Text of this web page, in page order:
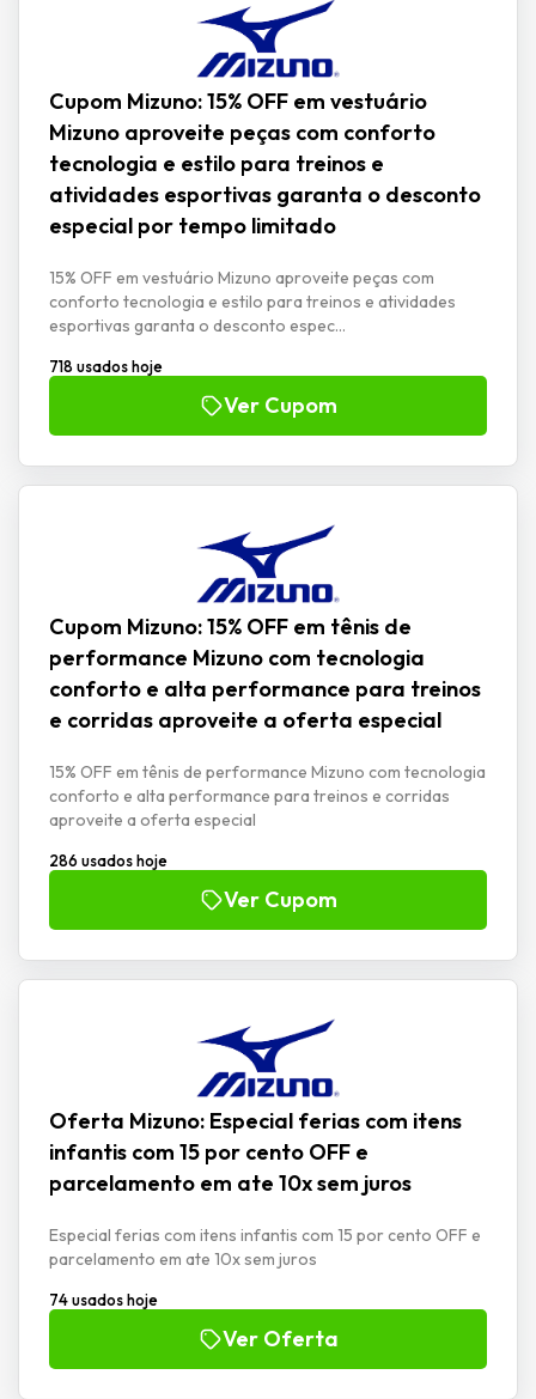
Cupom Mizuno: 15% OFF em vestuário
Mizuno aproveite peças com conforto
tecnologia e estilo para treinos e
atividades esportivas garanta o desconto
especial por tempo limitado
15% OFF em vestuário Mizuno aproveite peças com
conforto tecnologia e estilo para treinos e atividades
esportivas garanta o desconto espec...
718 usados hoje
Ver Cupom
Cupom Mizuno: 15% OFF em tênis de
performance Mizuno com tecnologia
conforto e alta performance para treinos
e corridas aproveite a oferta especial
15% OFF em tênis de performance Mizuno com tecnologia
conforto e alta performance para treinos e corridas
aproveite a oferta especial
286 usados hoje
Ver Cupom
Oferta Mizuno: Especial ferias com itens
infantis com 15 por cento OFF e
parcelamento em ate 10x sem juros
Especial ferias com itens infantis com 15 por cento OFF e
parcelamento em ate 10x sem juros
74 usados hoje
Ver Oferta